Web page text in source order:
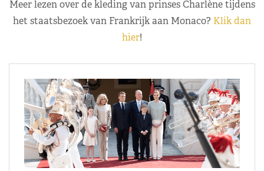
Meer lezen over de kleding van prinses Charlène tijdens
het staatsbezoek van Frankrijk aan Monaco? Klik dan
hier!